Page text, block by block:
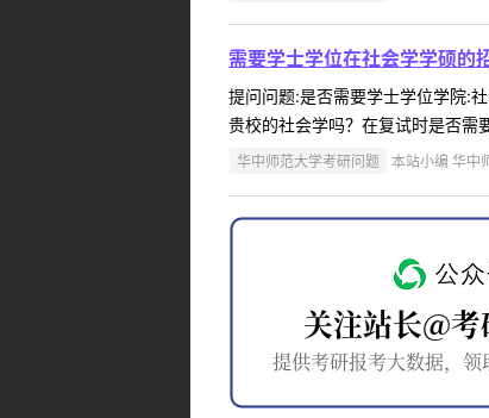
需要学士学位在社会学学硕的
提问问题:是否需要学士学位学院:
贵校的社会学吗？在复试时是否需
华中师范大学考研问题 本站小编 华中